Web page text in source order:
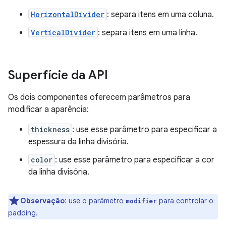
HorizontalDivider : separa itens em uma coluna.
VerticalDivider : separa itens em uma linha.
Superfície da API
Os dois componentes oferecem parâmetros para
modificar a aparência:
thickness : use esse parâmetro para especificar a
espessura da linha divisória.
color : use esse parâmetro para especificar a cor
da linha divisória.
Observação: use o parâmetro modifier para controlar o
padding.